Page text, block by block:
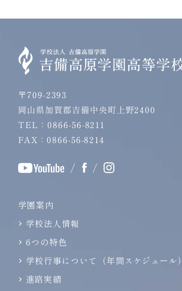
〒709-2393
岡山県加賀郡吉備中央町上野2400
TEL：0866-56-8211
FAX：0866-56-8214
/ /
学園案内
学校法人情報
6つの特色
学校行事について（年間スケジュール）
進路実績